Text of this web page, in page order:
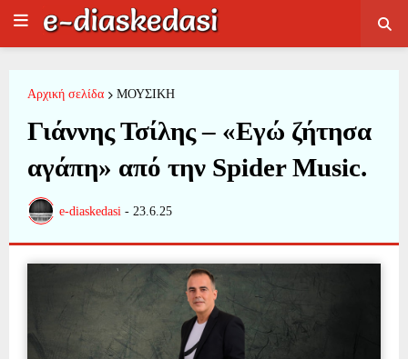
Αρχική σελίδα ΜΟΥΣΙΚΗ
Γιάννης Τσίλης – «Εγώ ζήτησα
αγάπη» από την Spider Music.
e-diaskedasi - 23.6.25